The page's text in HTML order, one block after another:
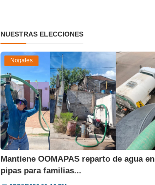
NUESTRAS ELECCIONES
Nogales
Mantiene OOMAPAS reparto de agua en
pipas para familias...